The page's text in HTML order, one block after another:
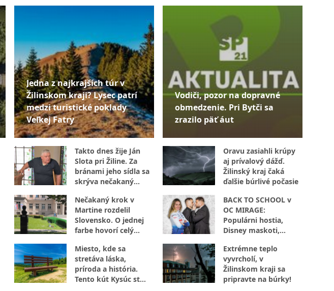
Jedna z najkrajších túr v
Žilinskom kraji? Lysec patrí
medzi turistické poklady
Veľkej Fatry
Takto dnes žije Ján
Slota pri Žiline. Za
bránami jeho sídla sa
skrýva nečakaný
Nečakaný krok v
Martine rozdelil
Slovensko. O jednej
farbe hovorí celý
Miesto, kde sa
stretáva láska,
príroda a história.
Tento kút Kysúc stojí
Vodiči, pozor na dopravné
obmedzenie. Pri Bytči sa
zrazilo päť áut
Oravu zasiahli krúpy
aj prívalový dážď.
Žilinský kraj čaká
ďalšie búrlivé počasie
BACK TO SCHOOL v
OC MIRAGE:
Populárni hostia,
Disney maskoti,
autogramiáda. Žilina
zažije popoludnie
plné zábavy
Extrémne teplo
vyvrcholí, v
Žilinskom kraji sa
pripravte na búrky!